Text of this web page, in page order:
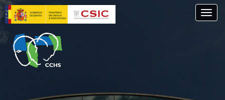
Pasar
al
contenido
principal